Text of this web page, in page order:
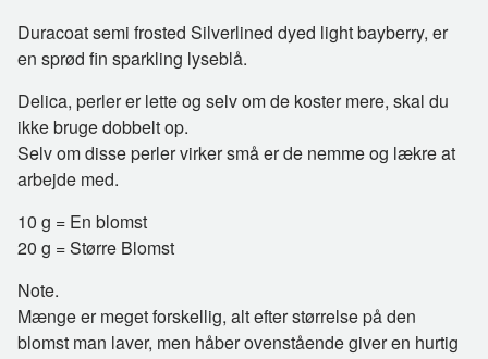
Duracoat semi frosted Silverlined dyed light bayberry, er
en sprød fin sparkling lyseblå.
Delica, perler er lette og selv om de koster mere, skal du
ikke bruge dobbelt op.
Selv om disse perler virker små er de nemme og lækre at
arbejde med.
10 g = En blomst
20 g = Større Blomst
Note.
Mænge er meget forskellig, alt efter størrelse på den
blomst man laver, men håber ovenstående giver en hurtig